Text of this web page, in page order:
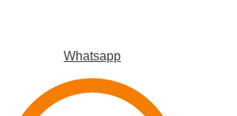
Whatsapp